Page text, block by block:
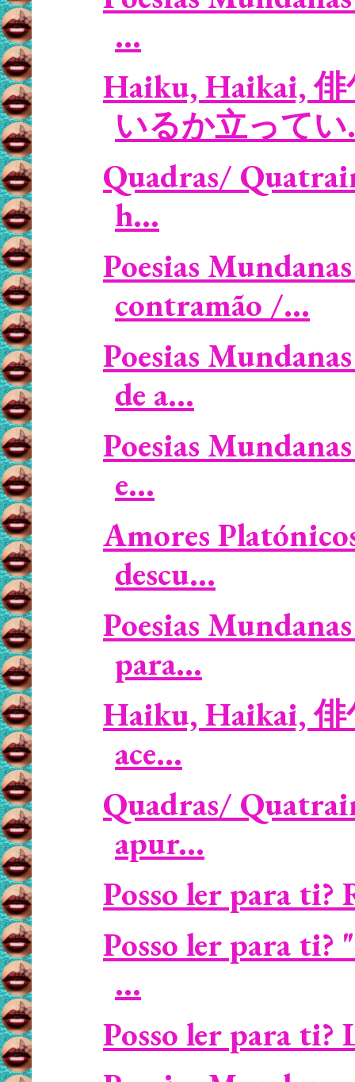
...
Haiku, Haikai, 俳
いるか立ってい
Quadras/
h...
Poesias
contramão /...
Poesias
de a...
Poesias
e...
Amores
descu...
Poesias
para...
Haiku, Haikai, 俳
ace...
Quadras/
apur...
Posso ler para
Posso ler para ti?
...
Posso ler para